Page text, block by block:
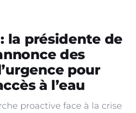
la présidente de
des
pour
à l’eau
proactive face à la crise